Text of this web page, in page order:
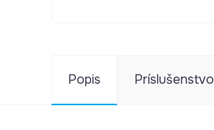
Popis Príslušenstvo